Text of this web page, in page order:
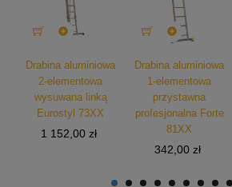

Drabina aluminiowa
2-elementowa
wysuwana linką
Eurostyl 73XX
Cena
1 152,00 zł

Drabina aluminiowa
1-elementowa
przystawna
profesjonalna Forte
81XX
Cena
342,00 zł